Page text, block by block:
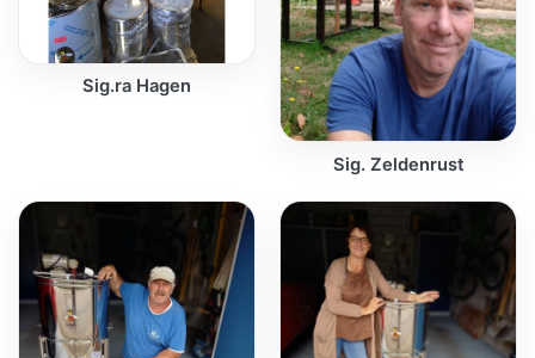
Sig.ra Hagen
Sig. Zeldenrust